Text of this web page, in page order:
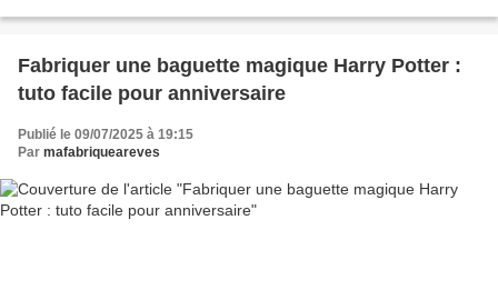
Fabriquer une baguette magique Harry Potter :
tuto facile pour anniversaire
Publié le 09/07/2025 à 19:15
Par mafabriqueareves